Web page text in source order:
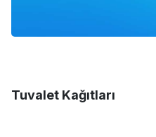
Tuvalet Kağıtları